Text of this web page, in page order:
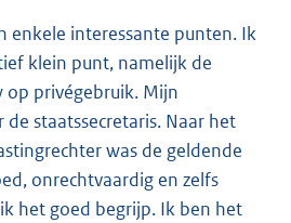
enkele interessante punten. Ik
klein punt, namelijk de
privégebruik. Mijn
staatssecretaris. Naar het
was de geldende
onrechtvaardig en zelfs
het goed begrijp. Ik ben het